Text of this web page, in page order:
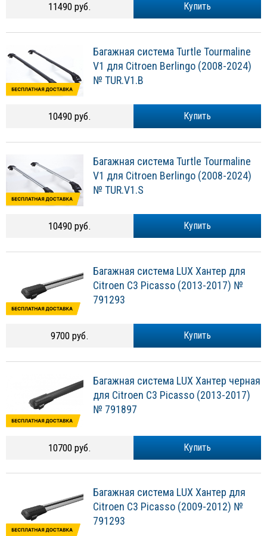
Купить
11490 руб.
Багажная система Turtle Tourmaline
V1 для Citroen Berlingo (2008-2024)
№ TUR.V1.B
Купить
10490 руб.
Багажная система Turtle Tourmaline
V1 для Citroen Berlingo (2008-2024)
№ TUR.V1.S
Купить
10490 руб.
Багажная система LUX Хантер для
Citroen C3 Picasso (2013-2017) №
791293
Купить
9700 руб.
Багажная система LUX Хантер черная
для Citroen C3 Picasso (2013-2017)
№ 791897
Купить
10700 руб.
Багажная система LUX Хантер для
Citroen C3 Picasso (2009-2012) №
791293